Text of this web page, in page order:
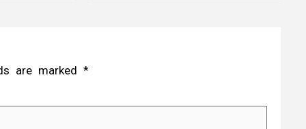
are marked *